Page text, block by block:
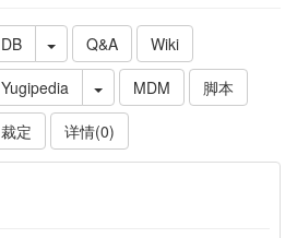
DB Q&A
Wiki
Yugipedia
MDM
脚本
裁定
详情(0)